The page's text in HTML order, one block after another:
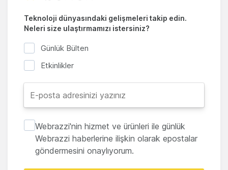
Teknoloji dünyasındaki gelişmeleri takip edin.
Neleri size ulaştırmamızı istersiniz?
Günlük Bülten
Etkinlikler
Webrazzi'nin hizmet ve ürünleri ile günlük
Webrazzi haberlerine ilişkin olarak epostalar
göndermesini onaylıyorum.